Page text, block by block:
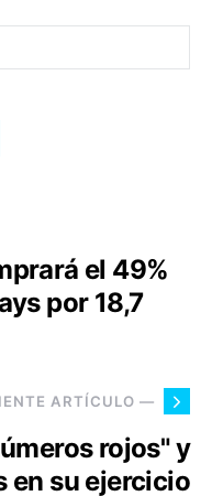
el 49%
por 18,7
ARTÍCULO —
rojos" y
en su ejercicio